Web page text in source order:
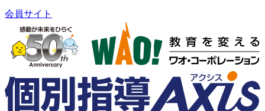
会員サイト